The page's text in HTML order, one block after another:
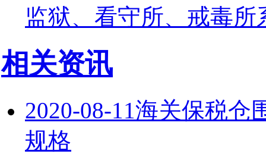
监狱、看守所、戒毒所
相关资讯
2020-08-11海关保税仓
规格